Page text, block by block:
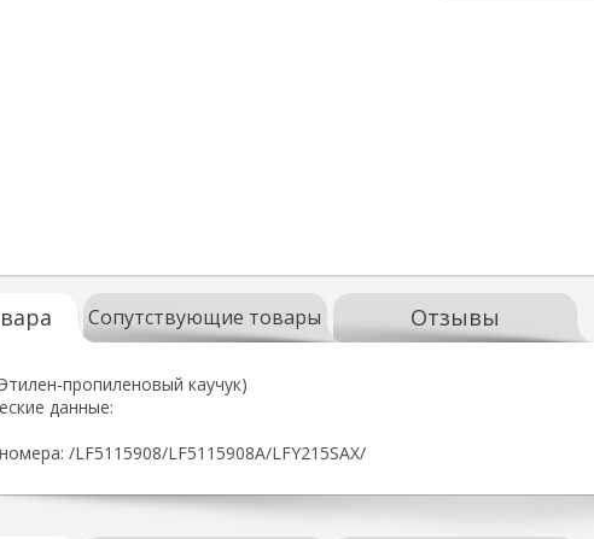
Сопутствующие товары Отзывы
пропиленовый каучук)
данные:
/LF5115908/LF5115908A/LFY215SAX/